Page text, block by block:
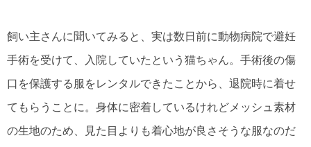
飼い主さんに聞いてみると、実は数日前に動物病院で避妊
手術を受けて、入院していたという猫ちゃん。手術後の傷
口を保護する服をレンタルできたことから、退院時に着せ
てもらうことに。身体に密着しているけれどメッシュ素材
の生地のため、見た目よりも着心地が良さそうな服なのだ